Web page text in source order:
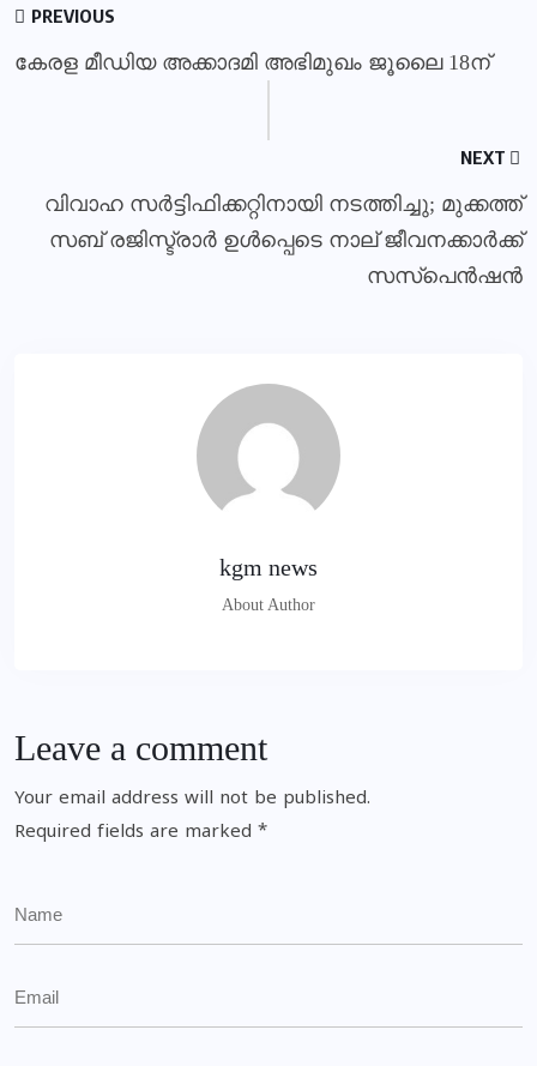
PREVIOUS
കേരള മീഡിയ അക്കാദമി അഭിമുഖം ജൂലൈ 18ന്
NEXT
വിവാഹ സര്‍ട്ടിഫിക്കറ്റിനായി നടത്തിച്ചു; മുക്കത്ത്
സബ് രജിസ്ട്രാര്‍ ഉള്‍പ്പെടെ നാല് ജീവനക്കാര്‍ക്ക്
സസ്‌പെന്‍ഷന്‍
kgm news
About Author
Leave a comment
Your email address will not be published.
Required fields are marked *